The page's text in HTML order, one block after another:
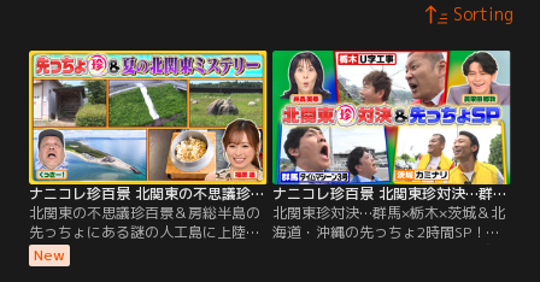
Sorting
ナニコレ珍百景 北関東の不思議珍百景＆房総半島の先っちょにある謎の人工島に上陸SP（2026/08/02放送分）
北関東の不思議珍百景＆房総半島の
先っちょにある謎の人工島に上陸SP
／▼北関東の夏の不思議珍百景 ・群
馬…川の土手に巨大な滑り台！？＆
New
ナニコレ珍百景 北関東珍対決…群馬×栃木×茨城＆北海道・沖縄の先っちょ2時間SP！（2026/07/19放送分）
北関東珍対決…群馬×栃木×茨城＆北
海道・沖縄の先っちょ2時間SP！／